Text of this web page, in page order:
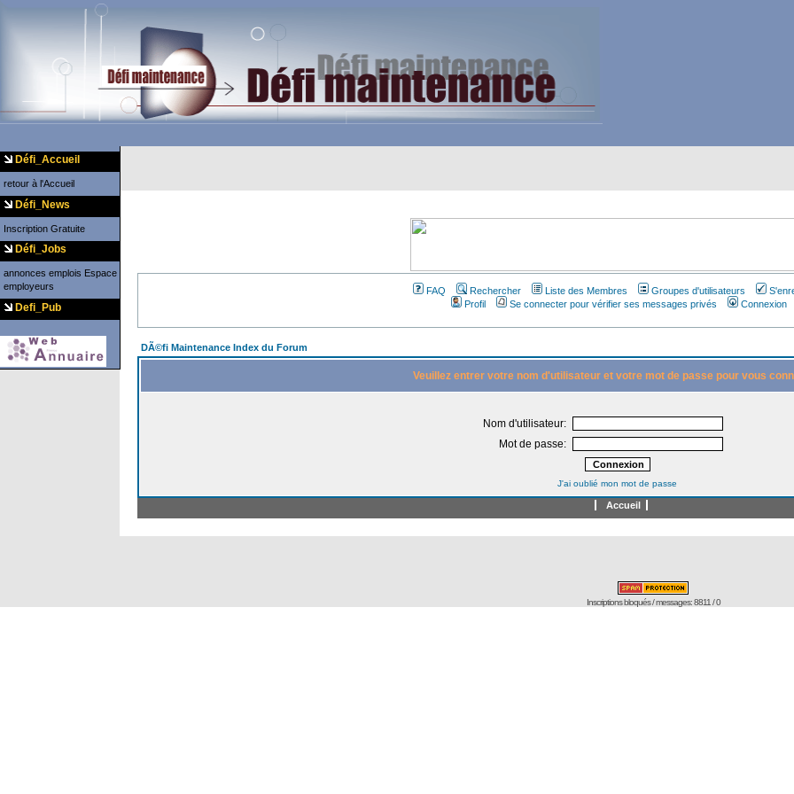
Défi_Accueil
retour à l'Accueil
Défi_News
Inscription Gratuite
Défi_Jobs
annonces emplois Espace
employeurs
Defi_Pub
FAQ Rechercher Liste des Membres Groupes d'utilisateurs
Profil
Se connecter pour vérifier ses messages privés Connexion
DÃ©fi Maintenance Index du Forum
Veuillez entrer votre nom d'utilisateur et votre mot de passe pour vous
Nom d'utilisateur:
Mot de passe:
J'ai oublié mon mot de passe
Accueil
Inscriptions bloqués / messages: 8811 / 0